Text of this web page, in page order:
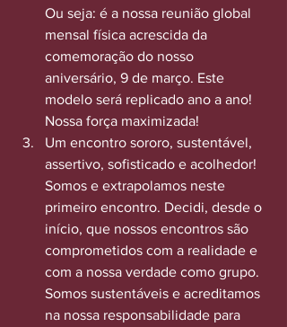
Ou seja: é a nossa reunião global
mensal física acrescida da
comemoração do nosso
aniversário, 9 de março. Este
modelo será replicado ano a ano!
Nossa força maximizada!
Um encontro sororo, sustentável,
assertivo, sofisticado e acolhedor!
Somos e extrapolamos neste
primeiro encontro. Decidi, desde o
início, que nossos encontros são
comprometidos com a realidade e
com a nossa verdade como grupo.
Somos sustentáveis e acreditamos
na nossa responsabilidade para